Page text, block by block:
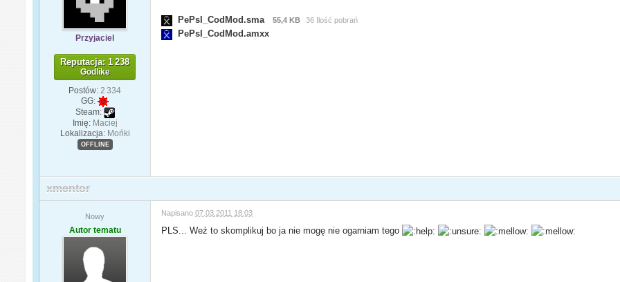
Przyjaciel
Reputacja: 1 238
Godlike
Postów: 2 334
GG:
Steam:
Imię: Maciej
Lokalizacja: Mońki
OFFLINE
PePsI_CodMod.sma 55,4 KB 36 Ilość pobrań
PePsI_CodMod.amxx
xmentor
Nowy
Autor tematu
Napisano07.03.2011 18:03
PLS... Weź to skomplikuj bo ja nie mogę nie ogarniam tego